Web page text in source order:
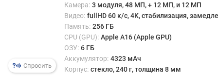
р
о
Спросить
Камера: 3 модуля, 48 МП, + 12 МП, и 12 МП
Видео: fullHD 60 к/с, 4K, стабилизация,
Память: 256 ГБ
CPU (GPU): Apple A16 (Apple GPU)
ОЗУ: 6 ГБ
Аккумулятор: 4323 мАч
Корпус: стекло, 240 г, толщина 8 мм